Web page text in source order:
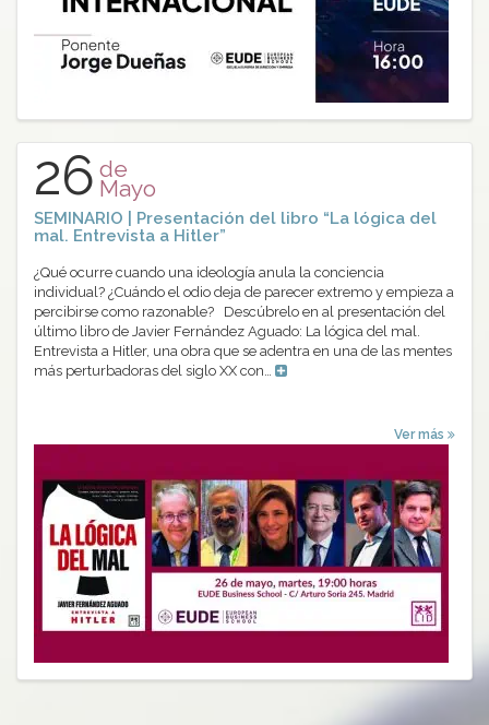
26 de
Mayo
SEMINARIO | Presentación del libro “La lógica del
mal. Entrevista a Hitler”
¿Qué ocurre cuando una ideología anula la conciencia
individual? ¿Cuándo el odio deja de parecer extremo y empieza a
percibirse como razonable? Descúbrelo en al presentación del
último libro de Javier Fernández Aguado: La lógica del mal.
Entrevista a Hitler, una obra que se adentra en una de las mentes
más perturbadoras del siglo XX con…
Ver más